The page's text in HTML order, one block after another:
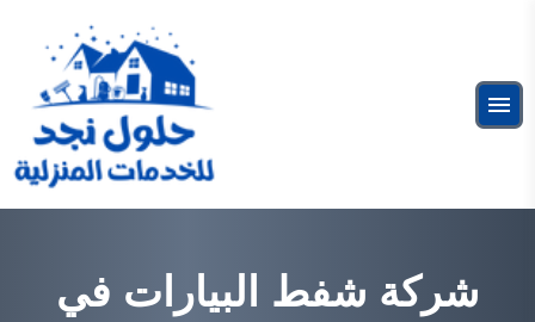
المحتوى
القائمة
البحث
شركة شفط البيارات في